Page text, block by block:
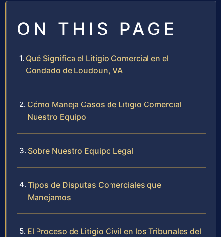
ON THIS PAGE
Qué Significa el Litigio Comercial en el
Condado de Loudoun, VA
Cómo Maneja Casos de Litigio Comercial
Nuestro Equipo
Sobre Nuestro Equipo Legal
Tipos de Disputas Comerciales que
Manejamos
El Proceso de Litigio Civil en los Tribunales del